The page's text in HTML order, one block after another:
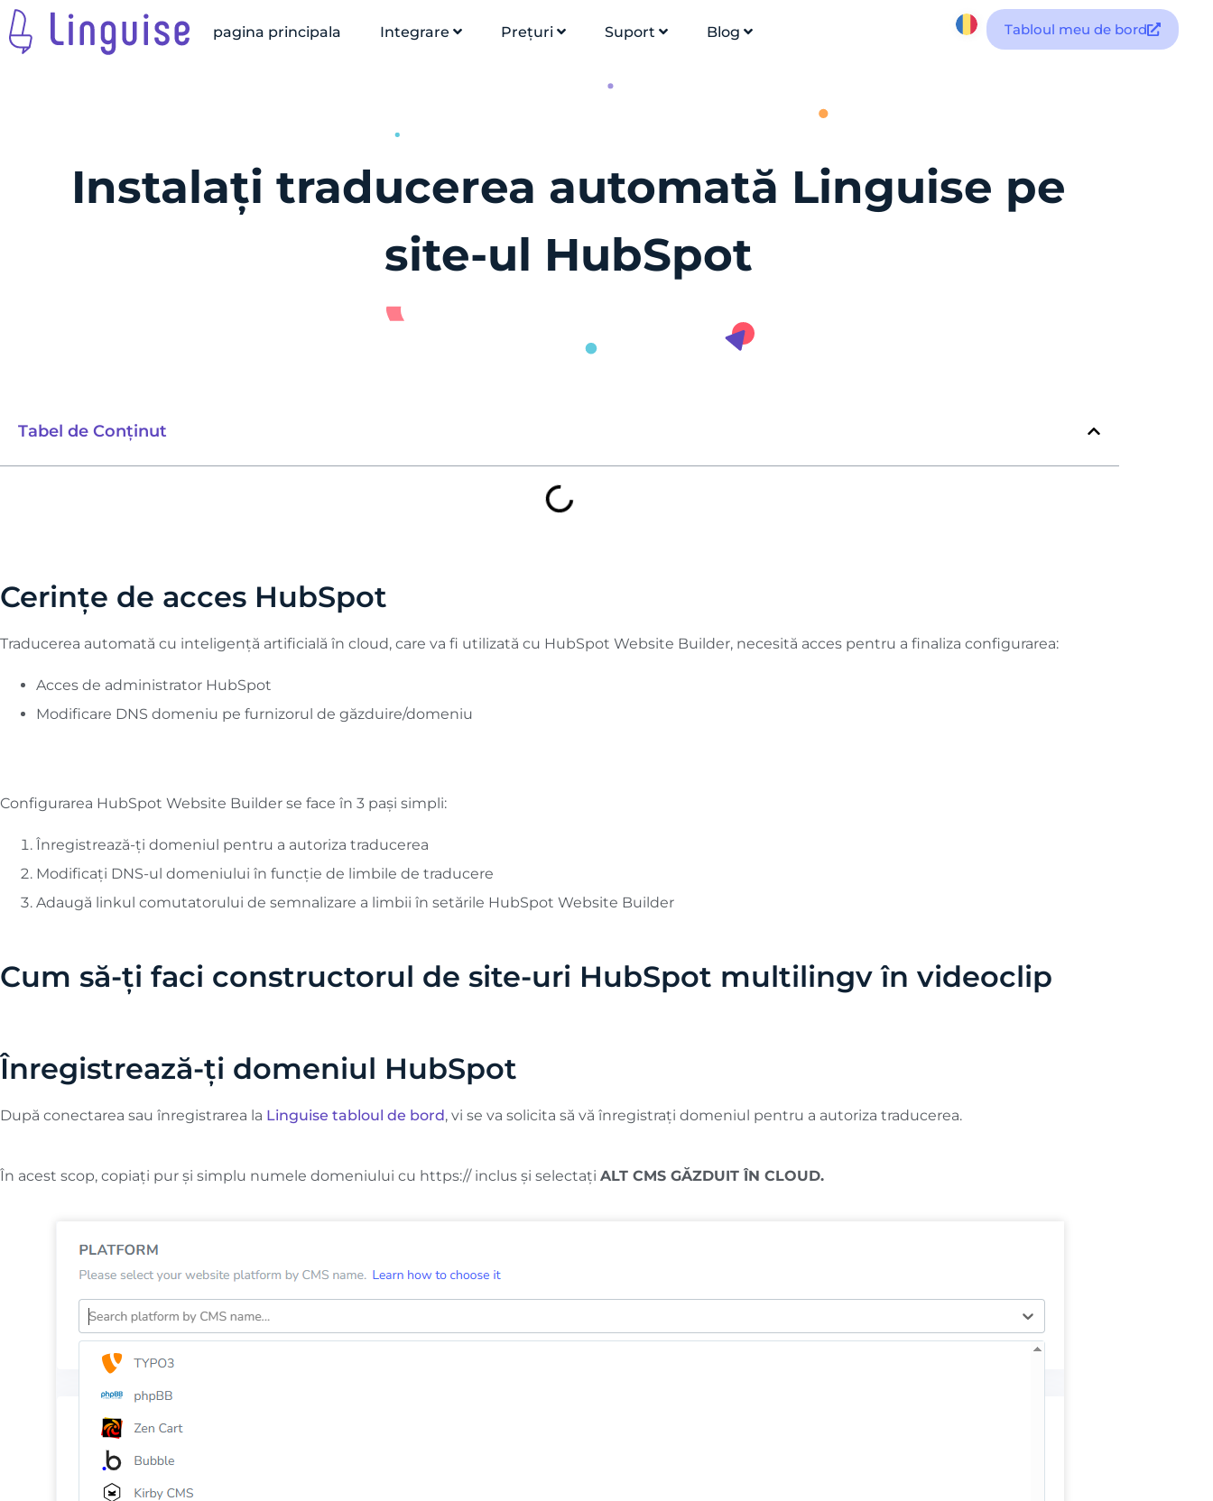
pagina principala Integrare Prețuri Suport Blog Tabloul meu de bord
Instalați traducerea automată Linguise pe
site-ul HubSpot
Tabel de Conținut
Cerințe de acces HubSpot
Traducerea automată cu inteligență artificială în cloud, care va fi utilizată cu HubSpot Website Builder, necesită acces pentru a finaliza configurarea:
Acces de administrator HubSpot
Modificare DNS domeniu pe furnizorul de găzduire/domeniu
Configurarea HubSpot Website Builder se face în 3 pași simpli:
Înregistrează-ți domeniul pentru a autoriza traducerea
Modificați DNS-ul domeniului în funcție de limbile de traducere
Adaugă linkul comutatorului de semnalizare a limbii în setările HubSpot Website Builder
Cum să-ți faci constructorul de site-uri HubSpot multilingv în videoclip
Înregistrează-ți domeniul HubSpot
După conectarea sau înregistrarea la Linguise tabloul de bord , vi se va solicita să vă înregistrați domeniul pentru a autoriza traducerea.
În acest scop, copiați pur și simplu numele domeniului cu https:// inclus și selectați ALT CMS GĂZDUIT ÎN CLOUD.